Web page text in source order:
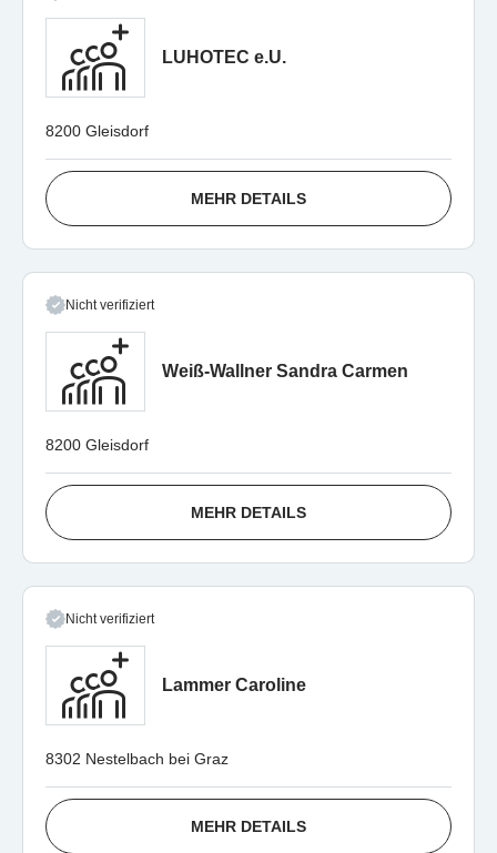
LUHOTEC e.U.
8200 Gleisdorf
MEHR DETAILS
Nicht verifiziert
Weiß-Wallner Sandra Carmen
8200 Gleisdorf
MEHR DETAILS
Nicht verifiziert
Lammer Caroline
8302 Nestelbach bei Graz
MEHR DETAILS